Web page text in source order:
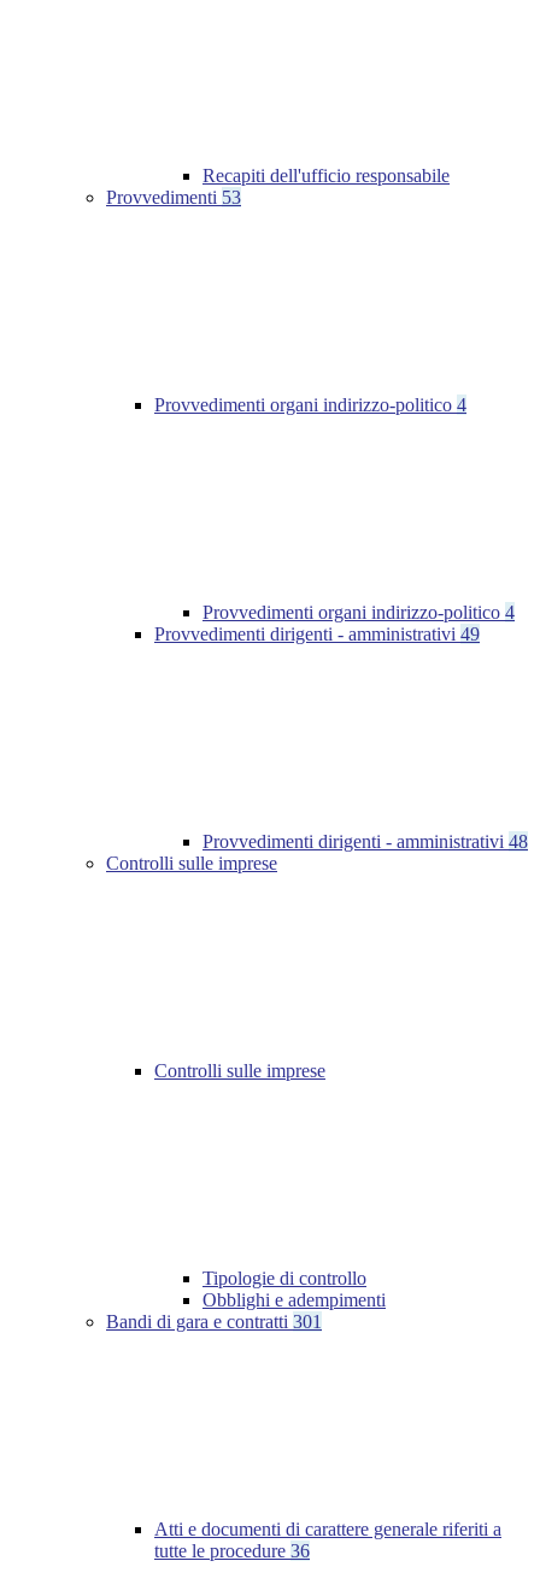
Recapiti dell'ufficio responsabile
Provvedimenti 53
Provvedimenti organi indirizzo-politico 4
Provvedimenti organi indirizzo-politico 4
Provvedimenti dirigenti - amministrativi 49
Provvedimenti dirigenti - amministrativi 48
Controlli sulle imprese
Controlli sulle imprese
Tipologie di controllo
Obblighi e adempimenti
Bandi di gara e contratti 301
Atti e documenti di carattere generale riferiti a
tutte le procedure 36